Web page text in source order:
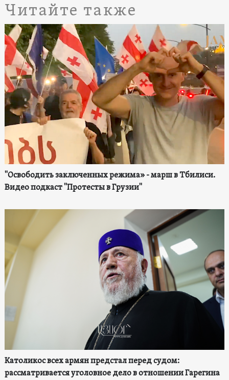
Читайте также
"Освободить заключенных режима» - марш в Тбилиси.
Видео подкаст "Протесты в Грузии"
Католикос всех армян предстал перед судом:
рассматривается уголовное дело в отношении Гарегина